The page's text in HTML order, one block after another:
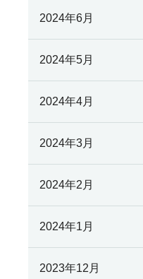
2024年6月
2024年5月
2024年4月
2024年3月
2024年2月
2024年1月
2023年12月